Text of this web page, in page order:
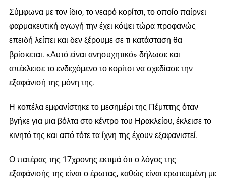
Σύμφωνα με τον ίδιο, το νεαρό κορίτσι, το οποίο παίρνει
φαρμακευτική αγωγή την έχει κόψει τώρα προφανώς
επειδή λείπει και δεν ξέρουμε σε τι κατάσταση θα
βρίσκεται. «Αυτό είναι ανησυχητικό» δήλωσε και
απέκλεισε το ενδεχόμενο το κορίτσι να σχεδίασε την
εξαφάνισή της μόνη της.
Η κοπέλα εμφανίστηκε το μεσημέρι της Πέμπτης όταν
βγήκε για μια βόλτα στο κέντρο του Ηρακλείου, έκλεισε το
κινητό της και από τότε τα ίχνη της έχουν εξαφανιστεί.
Ο πατέρας της 17χρονης εκτιμά ότι ο λόγος της
εξαφάνισής της είναι ο έρωτας, καθώς είναι ερωτευμένη με